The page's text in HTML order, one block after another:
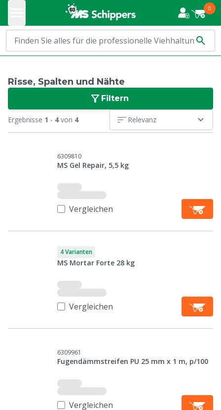
0
Risse, Spalten und Nähte
Filtern
Ergebnisse 1 - 4von 4 Relevanz
6309810
MS Gel Repair, 5,5 kg
Vergleichen
4 Varianten
MS Mortar Forte 28 kg
Vergleichen
6309961
Fugendämmstreifen PU 25 mm x 1 m, p/100
Vergleichen